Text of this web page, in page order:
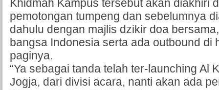
Khidmah Kampus tersebut akan diakhiri
pemotongan tumpeng dan sebelumnya
dahulu dengan majlis dzikir doa
bangsa Indonesia serta ada outbound di
paginya.
“Ya sebagai tanda telah ter-launching Al
Jogja, dari divisi acara, nanti akan ada